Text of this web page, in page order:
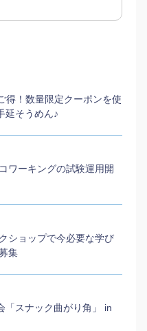
得！数量限定クーポンを使
延そうめん♪
ワーキングの試験運用開
ショップで今必要な学び
集
「スナック曲がり角」 in